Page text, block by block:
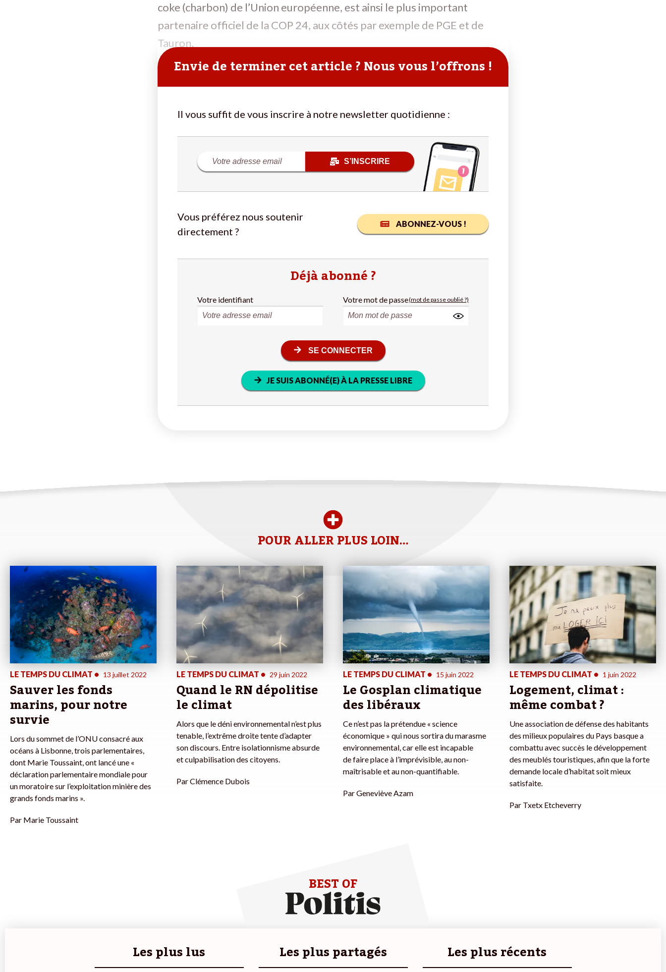
coke (charbon) de l’Union européenne, est ainsi le plus important
partenaire officiel de la COP 24, aux côtés par exemple de PGE et de
Tauron,
Envie de terminer cet article ? Nous vous l’offrons !
Il vous suffit de vous inscrire à notre newsletter quotidienne :
S’INSCRIRE
Vous préférez nous soutenir
directement ?
ABONNEZ-VOUS !
Déjà abonné ?
Votre identifiant Votre mot de passe(mot de passe oublié ?)
SE CONNECTER
JE SUIS ABONNÉ(E) À LA PRESSE LIBRE
POUR ALLER PLUS LOIN…
LE TEMPS DU CLIMAT • 13 juillet 2022
Sauver les fonds
marins, pour notre
survie
Lors du sommet de l’ONU consacré aux
océans à Lisbonne, trois parlementaires,
dont Marie Toussaint, ont lancé une «
déclaration parlementaire mondiale pour
un moratoire sur l’exploitation minière des
grands fonds marins ».
Par Marie Toussaint
LE TEMPS DU CLIMAT • 29 juin 2022
Quand le RN dépolitise
le climat
Alors que le déni environnemental n’est plus
tenable, l’extrême droite tente d’adapter
son discours. Entre isolationnisme absurde
et culpabilisation des citoyens.
ParClémence Dubois
LE TEMPS DU CLIMAT • 15 juin 2022
Le Gosplan climatique
des libéraux
Ce n’est pas la prétendue « science
économique » qui nous sortira du marasme
environnemental, car elle est incapable
de faire place à l’imprévisible, au non-
maîtrisable et au non-quantifiable.
ParGeneviève Azam
LE TEMPS DU CLIMAT • 1 juin 2022
Logement, climat :
même combat ?
Une association de défense des habitants
des milieux populaires du Pays basque a
combattu avec succès le développement
des meublés touristiques, afin que la forte
demande locale d’habitat soit mieux
satisfaite.
Par Txetx Etcheverry
BEST OF
Les plus lus Les plus partagés Les plus récents